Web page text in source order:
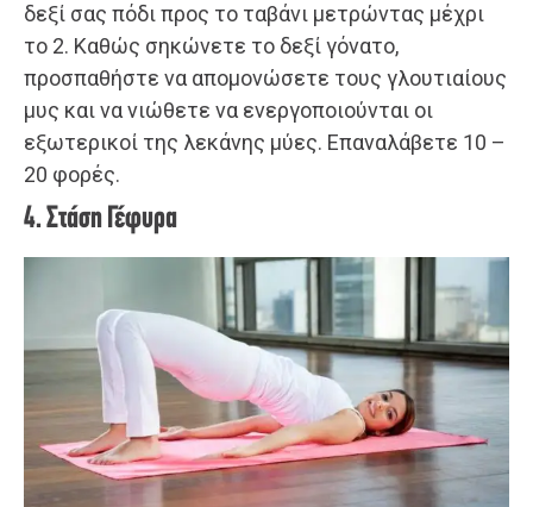
δεξί σας πόδι προς το ταβάνι μετρώντας μέχρι
το 2. Καθώς σηκώνετε το δεξί γόνατο,
προσπαθήστε να απομονώσετε τους γλουτιαίους
μυς και να νιώθετε να ενεργοποιούνται οι
εξωτερικοί της λεκάνης μύες. Επαναλάβετε 10 –
20 φορές.
4. Στάση Γέφυρα